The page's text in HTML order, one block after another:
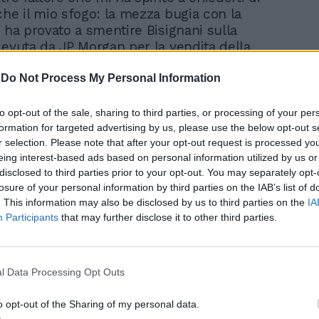
Do Not Process My Personal Information
opt-out of the sale, sharing to third parties, or processing of your
for targeted advertising by us, please use the below opt-out
selection. Please note that after your opt-out request is processed
interest-based ads based on personal information utilized by us
to third parties prior to your opt-out. You may separately
of your personal information by third parties on the IAB’s list of
This information may also be disclosed by us to third parties on the
Participants that may further disclose it to other third parties.
Data Processing Opt Outs
opt-out of the Sharing of my personal data.
il mio sfogo: la mezza bugia con la
provato a smentire Bisignani sulla
da JP Morgan per la vendita della
è altrettanto vero che quel sondaggio
e per conto di Rocco Commisso, quel
italoamericano che poi, a
della sincerità del suo interesse per il
fu costretto a dirottare la sua
la Fiorentina, dopo essersi visto
porta in faccia. Ecco, Lotito provi a
questo. Provi a negare di non aver
ci fosse dietro al sondaggio di JP
non lo potrà aiutare a smentire,
che si occuparono della vicenda sono
passaggio. Punto e a capo.